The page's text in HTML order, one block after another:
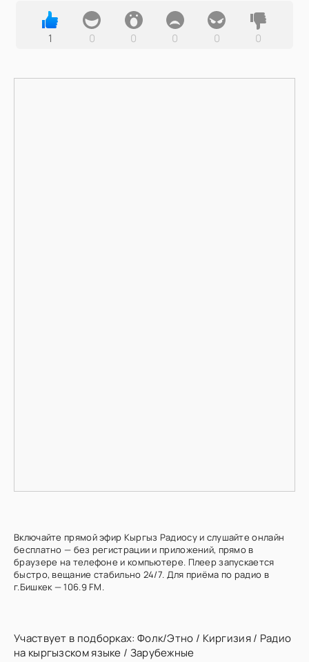
1 0 0 0 0 0
Включайте прямой эфир Кыргыз Радиосу и слушайте онлайн
бесплатно — без регистрации и приложений, прямо в
браузере на телефоне и компьютере. Плеер запускается
быстро, вещание стабильно 24/7. Для приёма по радио в
г.Бишкек — 106.9 FM.
Участвует в подборках: Фолк/Этно / Киргизия/ Радио
на кыргызском языке / Зарубежные